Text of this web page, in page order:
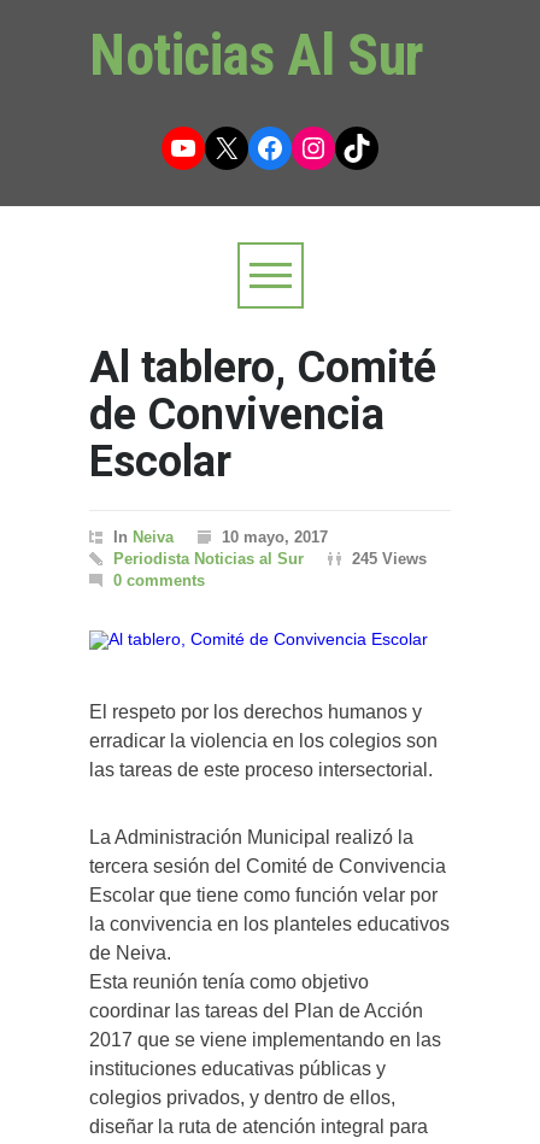
Noticias Al Sur
YouTube
X Facebook
Instagram
TikTok
Al tablero, Comité
de Convivencia
Escolar
In Neiva
10 mayo, 2017
Periodista Noticias al Sur
245 Views
0 comments
El respeto por los derechos humanos y
erradicar la violencia en los colegios son
las tareas de este proceso intersectorial.
La Administración Municipal realizó la
tercera sesión del Comité de Convivencia
Escolar que tiene como función velar por
la convivencia en los planteles educativos
de Neiva.
Esta reunión tenía como objetivo
coordinar las tareas del Plan de Acción
2017 que se viene implementando en las
instituciones educativas públicas y
colegios privados, y dentro de ellos,
diseñar la ruta de atención integral para